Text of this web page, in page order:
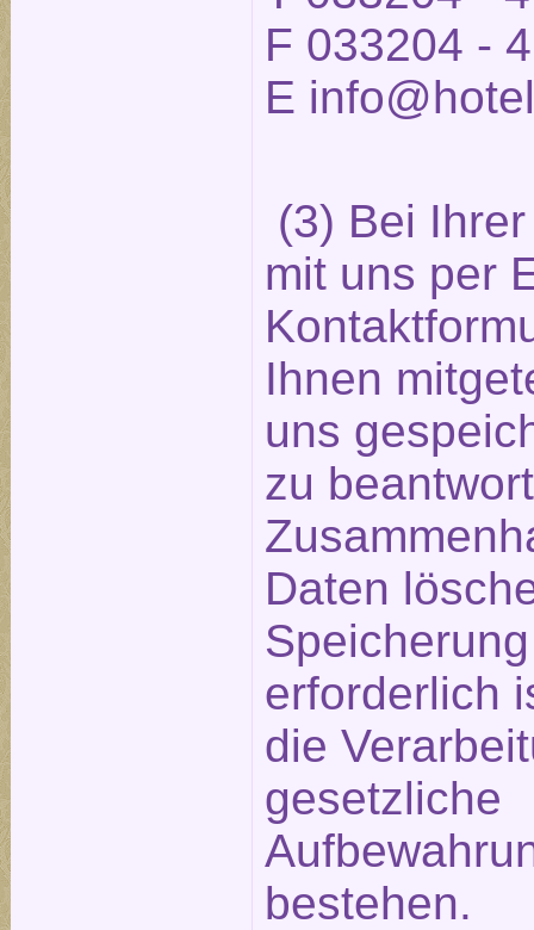
F 033204 -
E
(3) Bei
mit uns per
Ihnen
uns
zu
Daten
erforderlich
die
gesetzliche
bestehen.